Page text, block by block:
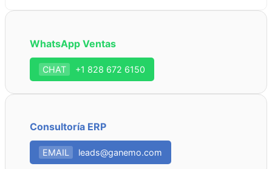
WhatsApp Ventas
CHAT +1 828 672 6150
Consultoría ERP
EMAIL leads@ganemo.com